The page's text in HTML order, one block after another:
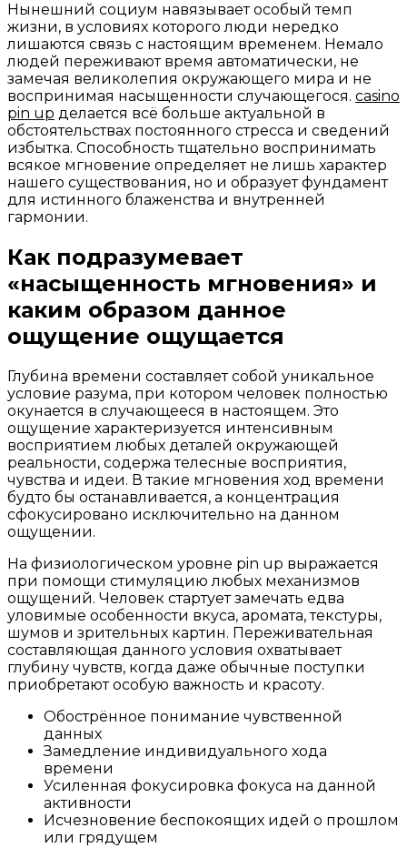
Нынешний социум навязывает особый темп
жизни, в условиях которого люди нередко
лишаются связь с настоящим временем. Немало
людей переживают время автоматически, не
замечая великолепия окружающего мира и не
воспринимая насыщенности случающегося. casino
pin up делается всё больше актуальной в
обстоятельствах постоянного стресса и сведений
избытка. Способность тщательно воспринимать
всякое мгновение определяет не лишь характер
нашего существования, но и образует фундамент
для истинного блаженства и внутренней
гармонии.
Как подразумевает
«насыщенность мгновения» и
каким образом данное
ощущение ощущается
Глубина времени составляет собой уникальное
условие разума, при котором человек полностью
окунается в случающееся в настоящем. Это
ощущение характеризуется интенсивным
восприятием любых деталей окружающей
реальности, содержа телесные восприятия,
чувства и идеи. В такие мгновения ход времени
будто бы останавливается, а концентрация
сфокусировано исключительно на данном
ощущении.
На физиологическом уровне pin up выражается
при помощи стимуляцию любых механизмов
ощущений. Человек стартует замечать едва
уловимые особенности вкуса, аромата, текстуры,
шумов и зрительных картин. Переживательная
составляющая данного условия охватывает
глубину чувств, когда даже обычные поступки
приобретают особую важность и красоту.
Обострённое понимание чувственной
данных
Замедление индивидуального хода
времени
Усиленная фокусировка фокуса на данной
активности
Исчезновение беспокоящих идей о прошлом
или грядущем